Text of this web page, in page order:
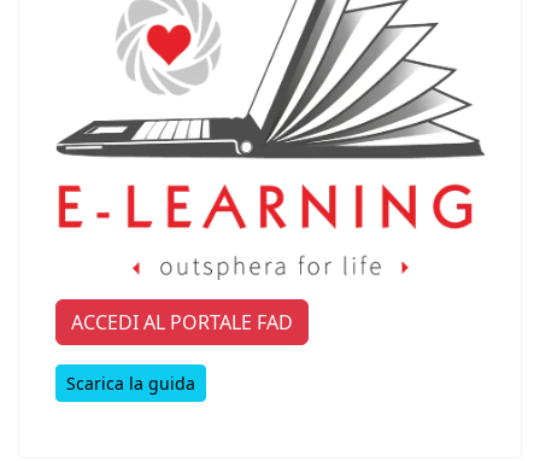
ACCEDI AL PORTALE FAD
Scarica la guida